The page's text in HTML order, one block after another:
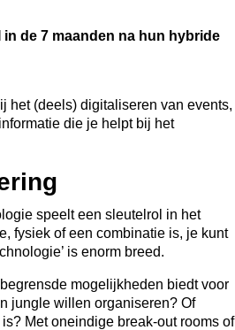
de 7 maanden na hun hybride
het (deels) digitaliseren van events,
die je helpt bij het
speelt een sleutelrol in het
fysiek of een combinatie is, je kunt
is enorm breed.
mogelijkheden biedt voor
jungle willen organiseren? Of
Met oneindige break-out rooms of